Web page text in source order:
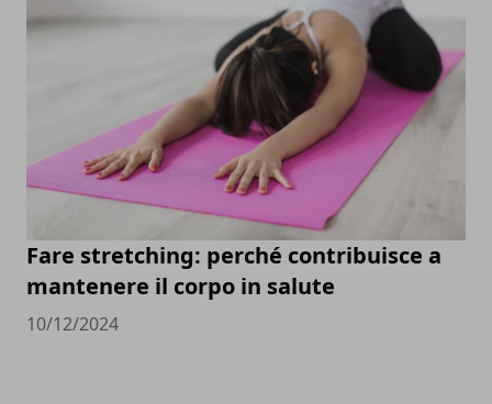
Fare stretching: perché contribuisce a
mantenere il corpo in salute
10/12/2024